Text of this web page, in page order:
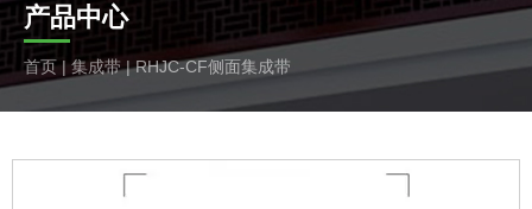
产品中心
首页|集成带 |RHJC-CF侧面集成带